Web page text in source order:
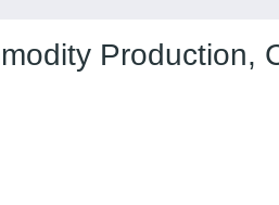
Production,